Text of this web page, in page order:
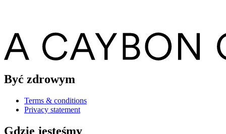
Być zdrowym
Terms & conditions
Privacy statement
Gdzie jesteśmy